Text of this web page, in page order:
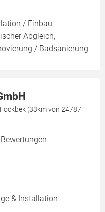
/ Einbau,
Abgleich,
/ Badsanierung
(33km von 24787
& Installation